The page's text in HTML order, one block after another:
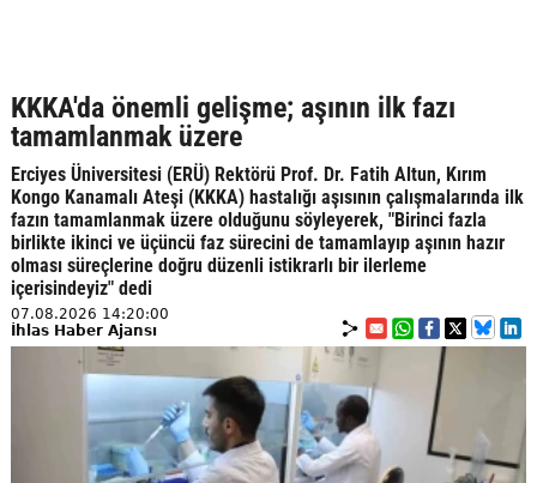
KKKA'da önemli gelişme; aşının ilk fazı
tamamlanmak üzere
Erciyes Üniversitesi (ERÜ) Rektörü Prof. Dr. Fatih Altun, Kırım
Kongo Kanamalı Ateşi (KKKA) hastalığı aşısının çalışmalarında ilk
fazın tamamlanmak üzere olduğunu söyleyerek, "Birinci fazla
birlikte ikinci ve üçüncü faz sürecini de tamamlayıp aşının hazır
olması süreçlerine doğru düzenli istikrarlı bir ilerleme
içerisindeyiz" dedi
07.08.2026 14:20:00
İhlas Haber Ajansı